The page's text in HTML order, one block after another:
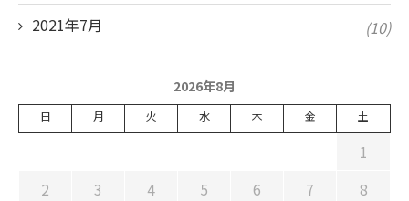
2021年7月 (10)
2026年8月
日 月 火 水 木 金 土
1
2
3 4 5 6 7
8